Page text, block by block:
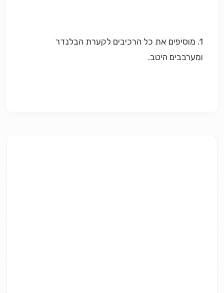
1. מוסיפים את כל הרכיבים לקערת הבלנדר
ומערבבים היטב.